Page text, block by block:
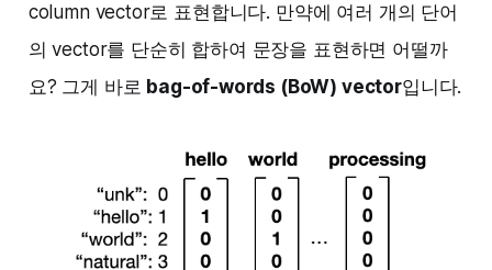
column vector로 표현합니다. 만약에 여러 개의 단어
의 vector를 단순히 합하여 문장을 표현하면 어떨까
요? 그게 바로 bag-of-words (BoW) vector입니다.